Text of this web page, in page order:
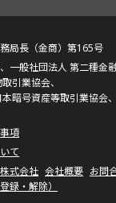
局長（金商）第165号
一般社団法人 第二種金
引業協会、
暗号資産等取引業協会
項
て
式会社 会社概要 お問
録・解除）